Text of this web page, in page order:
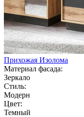
Прихожая Изолома
Материал фасада:
Зеркало
Стиль:
Модерн
Цвет:
Темный